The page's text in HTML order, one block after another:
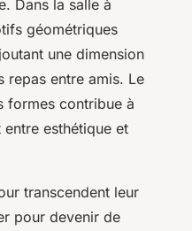
Dans la salle à
géométriques
une dimension
repas entre amis. Le
formes contribue à
esthétique et
transcendent leur
pour devenir de